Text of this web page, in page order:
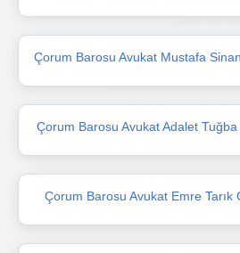
Çorum Barosu Avukat Mustafa
Çorum Barosu Avukat Adalet
Çorum Barosu Avukat Emre Tarık